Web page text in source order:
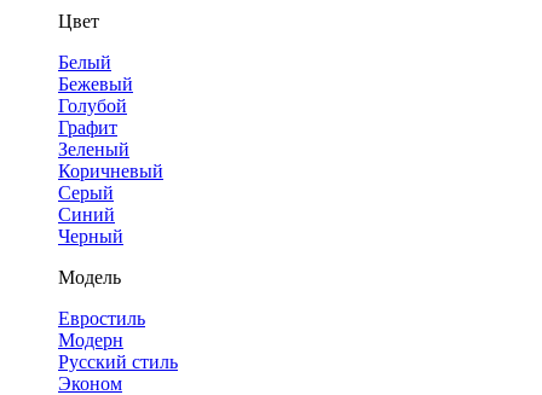
Цвет
Белый
Бежевый
Голубой
Графит
Зеленый
Коричневый
Серый
Синий
Черный
Модель
Евростиль
Модерн
Русский стиль
Эконом